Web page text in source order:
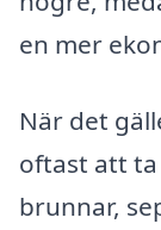
en mer
När det
oftast att
brunnar,